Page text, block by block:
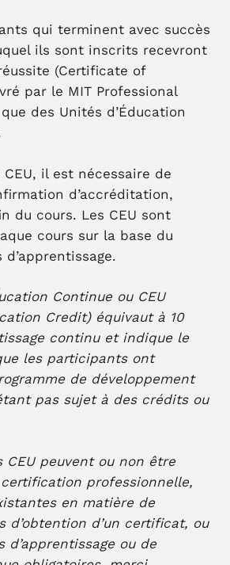
qui terminent avec succès
ils sont inscrits recevront
(Certificate of
par le MIT Professional
des Unités d’Éducation
il est nécessaire de
d’accréditation,
du cours. Les CEU sont
cours sur la base du
d’apprentissage.
Continue ou CEU
Credit) équivaut à 10
continu et indique le
les participants ont
de développement
pas sujet à des crédits ou
CEU peuvent ou non être
professionnelle,
en matière de
d’obtention d’un certificat, ou
d’apprentissage ou de